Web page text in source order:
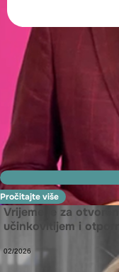
Pročitajte više
Vrijeme je za
učinkovitijem i
02/2026